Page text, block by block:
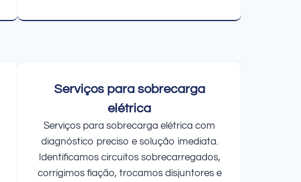
Serviços para sobrecarga
elétrica
Serviços para sobrecarga elétrica com
diagnóstico preciso e solução imediata.
Identificamos circuitos sobrecarregados,
corrigimos fiação, trocamos disjuntores e